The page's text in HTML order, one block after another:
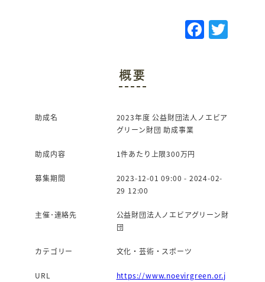
F
a
o
T
概要
助成名
2023年度 公益財団法人ノエビア
グリーン財団 助成事業
助成内容 1件あたり上限300万円
募集期間
2023-12-01 09:00 - 2024-02-
29 12:00
主催･連絡先
公益財団法人ノエビアグリーン財
団
カテゴリー 文化・芸術・スポーツ
URL
https://www.noevirgreen.or.j